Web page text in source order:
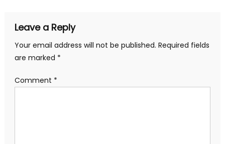
Leave a Reply
Your email address will not be published. Required fields
are marked *
Comment *